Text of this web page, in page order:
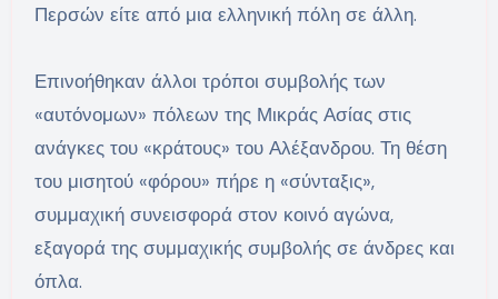
Περσών είτε από μια ελληνική πόλη σε άλλη.
Επινοήθηκαν άλλοι τρόποι συμβολής των
«αυτόνομων» πόλεων της Μικράς Ασίας στις
ανάγκες του «κράτους» του Αλέξανδρου. Τη θέση
του μισητού «φόρου» πήρε η «σύνταξις»,
συμμαχική συνεισφορά στον κοινό αγώνα,
εξαγορά της συμμαχικής συμβολής σε άνδρες και
όπλα.